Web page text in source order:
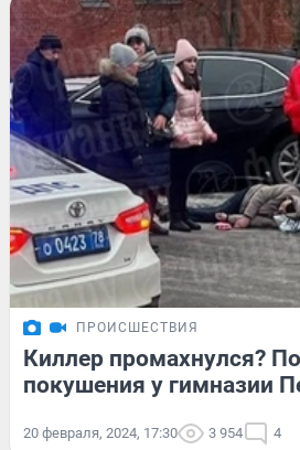
ПРОИСШЕСТВИЯ
Киллер промахнулся?
покушения у гимназии
20 февраля, 2024, 17:30 3 954 4